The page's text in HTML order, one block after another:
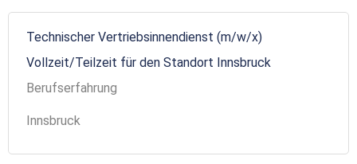
Technischer Vertriebsinnendienst (m/w/x)
Vollzeit/Teilzeit für den Standort Innsbruck
Berufserfahrung
Innsbruck